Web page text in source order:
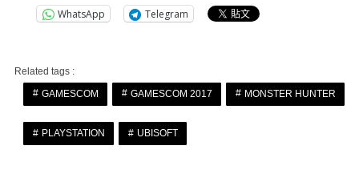
WhatsApp Telegram
Related tags :
GAMESCOM
GAMESCOM 2017 MONSTER HUNTER
PLAYSTATION UBISOFT